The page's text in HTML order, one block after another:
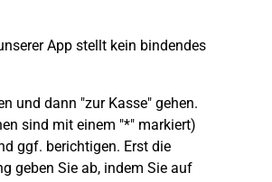
App stellt kein bindendes
und dann "zur Kasse" gehen.
sind mit einem "*" markiert)
ggf. berichtigen. Erst die
geben Sie ab, indem Sie auf